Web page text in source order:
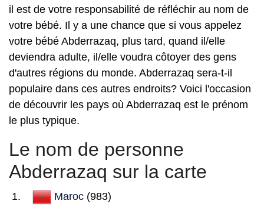
il est de votre responsabilité de réfléchir au nom de
votre bébé. Il y a une chance que si vous appelez
votre bébé Abderrazaq, plus tard, quand il/elle
deviendra adulte, il/elle voudra côtoyer des gens
d'autres régions du monde. Abderrazaq sera-t-il
populaire dans ces autres endroits? Voici l'occasion
de découvrir les pays où Abderrazaq est le prénom
le plus typique.
Le nom de personne
Abderrazaq sur la carte
Maroc (983)